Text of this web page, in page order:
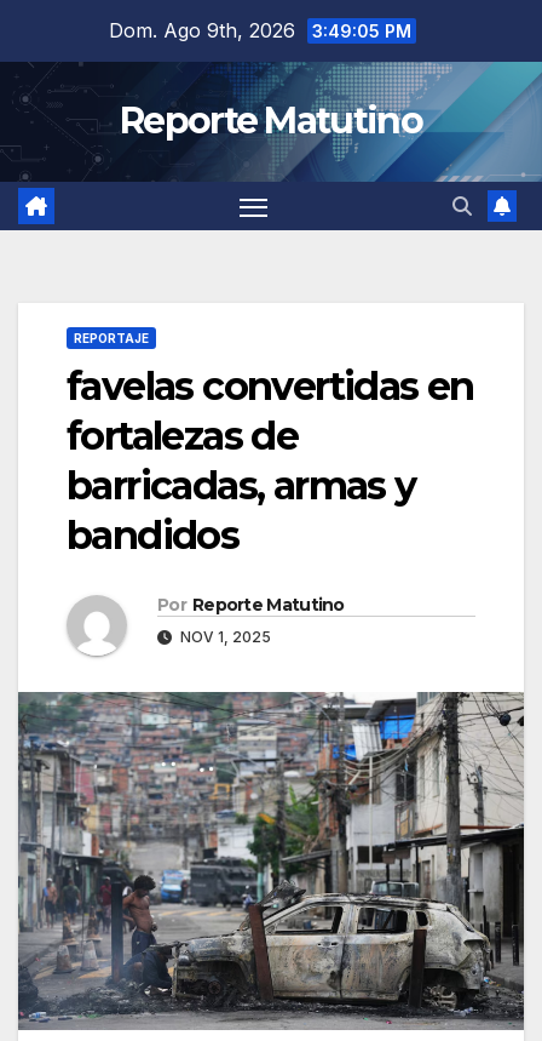
contenido
Dom. Ago 9th, 2026 3:49:07 PM
Reporte Matutino
REPORTAJE
favelas convertidas en
fortalezas de
barricadas, armas y
bandidos
Por Reporte Matutino
NOV 1, 2025